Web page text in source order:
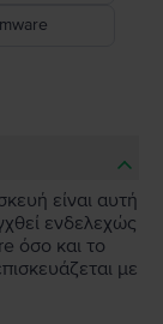
είναι αυτή
ενδελεχώς
όσο και το
με